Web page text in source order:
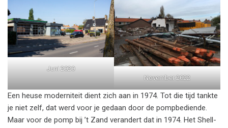
Juni 2020
November 2022
Een heuse moderniteit dient zich aan in 1974. Tot die tijd tankte
je niet zelf, dat werd voor je gedaan door de pompbediende.
Maar voor de pomp bij ’t Zand verandert dat in 1974. Het Shell-